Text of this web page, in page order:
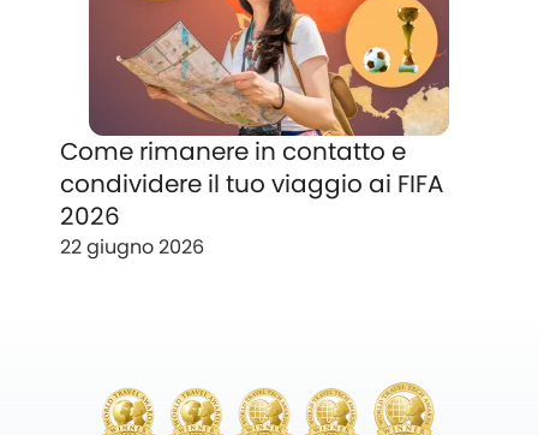
Come rimanere in contatto e
condividere il tuo viaggio ai FIFA
2026
22 giugno 2026